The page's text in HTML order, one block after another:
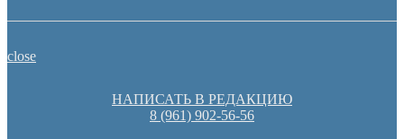
close
НАПИСАТЬ В РЕДАКЦИЮ
8 (961) 902-56-56